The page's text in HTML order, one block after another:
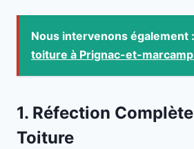
Nous intervenons également :
toiture à Prignac-et-
1. Réfection
Toiture